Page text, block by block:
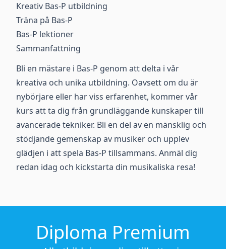
Kreativ Bas-P utbildning
Träna på Bas-P
Bas-P lektioner
Sammanfattning
Bli en mästare i Bas-P genom att delta i vår
kreativa och unika utbildning. Oavsett om du är
nybörjare eller har viss erfarenhet, kommer vår
kurs att ta dig från grundläggande kunskaper till
avancerade tekniker. Bli en del av en mänsklig och
stödjande gemenskap av musiker och upplev
glädjen i att spela Bas-P tillsammans. Anmäl dig
redan idag och kickstarta din musikaliska resa!
Diploma Premium